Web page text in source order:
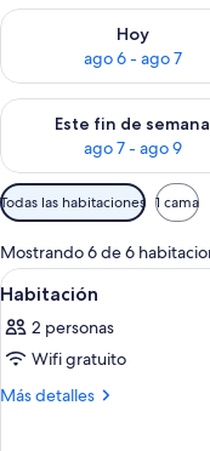
Hoy
ago 6 - ago 7
Consulta la
Este fin de semana
ago 7 - ago 9
Consulta la
Filtros
disponibles
para
las
habitaciones
Todas las habitaciones 1 cama
Mostrando 6 de 6
Ver
todas
las
fotos
de
7
Habitación
2 personas
Wifi gratuito
Más detalles
Más